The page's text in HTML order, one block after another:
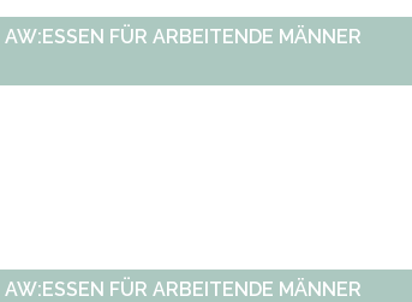
AW:ESSEN FÜR ARBEITENDE MÄNNER
AW:ESSEN FÜR ARBEITENDE MÄNNER